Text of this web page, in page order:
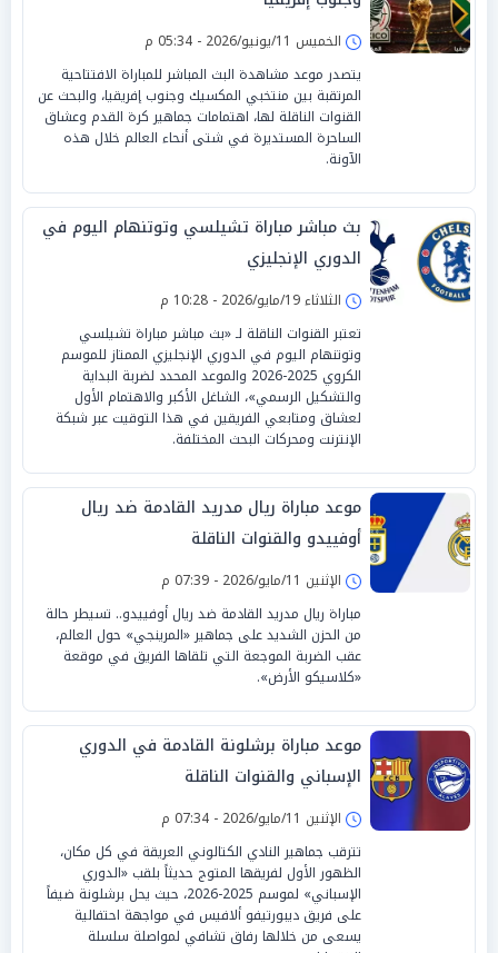
الخميس 11/يونيو/2026 - 05:34 م
يتصدر موعد مشاهدة البث المباشر للمباراة الافتتاحية
المرتقبة بين منتخبي المكسيك وجنوب إفريقيا، والبحث عن
القنوات الناقلة لها، اهتمامات جماهير كرة القدم وعشاق
الساحرة المستديرة في شتى أنحاء العالم خلال هذه
الآونة.
بث مباشر مباراة تشيلسي وتوتنهام اليوم في
الدوري الإنجليزي
الثلاثاء 19/مايو/2026 - 10:28 م
تعتبر القنوات الناقلة لـ «بث مباشر مباراة تشيلسي
وتوتنهام اليوم في الدوري الإنجليزي الممتاز للموسم
الكروي 2025-2026 والموعد المحدد لضربة البداية
والتشكيل الرسمي»، الشاغل الأكبر والاهتمام الأول
لعشاق ومتابعي الفريقين في هذا التوقيت عبر شبكة
الإنترنت ومحركات البحث المختلفة.
موعد مباراة ريال مدريد القادمة ضد ريال
أوفييدو والقنوات الناقلة
الإثنين 11/مايو/2026 - 07:39 م
مباراة ريال مدريد القادمة ضد ريال أوفييدو.. تسيطر حالة
من الحزن الشديد على جماهير «المرينجي» حول العالم،
عقب الضربة الموجعة التي تلقاها الفريق في موقعة
«كلاسيكو الأرض».
موعد مباراة برشلونة القادمة في الدوري
الإسباني والقنوات الناقلة
الإثنين 11/مايو/2026 - 07:34 م
تترقب جماهير النادي الكتالوني العريقة في كل مكان،
الظهور الأول لفريقها المتوج حديثاً بلقب «الدوري
الإسباني» لموسم 2025-2026، حيث يحل برشلونة ضيفاً
على فريق ديبورتيفو ألافيس في مواجهة احتفالية
يسعى من خلالها رفاق تشافي لمواصلة سلسلة